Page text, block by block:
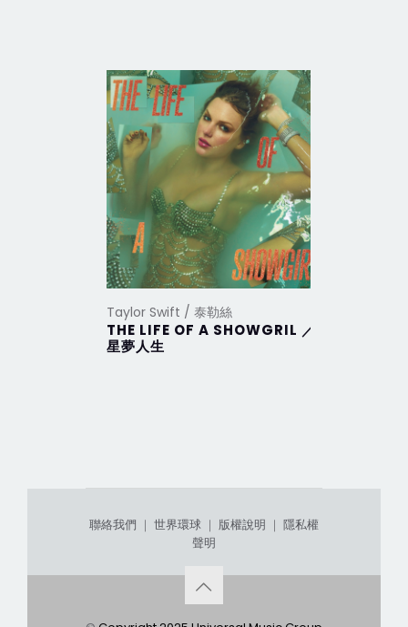
Taylor Swift / 泰勒絲
THE LIFE OF A SHOWGRIL ／
星夢人生
聯絡我們 ｜ 世界環球 ｜ 版權說明 ｜ 隱私權
聲明